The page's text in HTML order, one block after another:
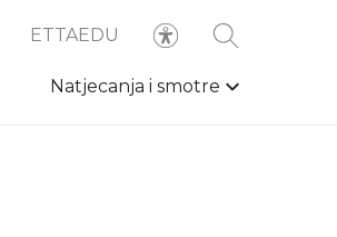
ETTAEDU
Natjecanja i smotre